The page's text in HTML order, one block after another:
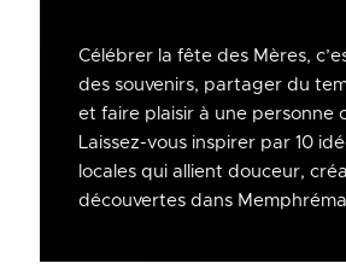
Célébrer la fête des Mères,
des souvenirs, partager du
et faire plaisir à une personne
Laissez-vous inspirer par 10
locales qui allient douceur,
découvertes dans